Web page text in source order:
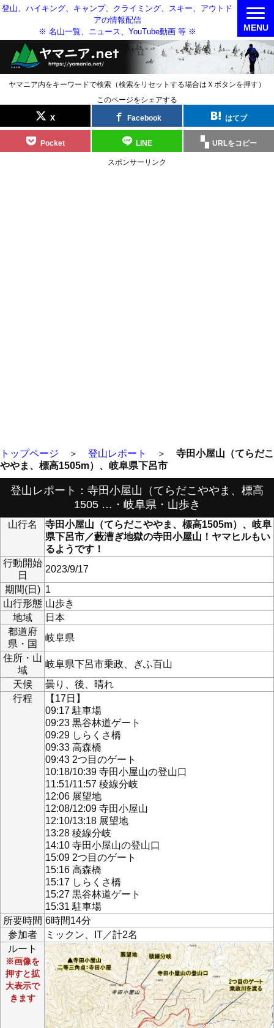
登山、ハイキング、キャンプ、クライミング、スキー、アウトド
アの情報配信
※ 名山一覧、ニュース、YouTube動画 等 ※
ヤマニア内をキーワードで検索（検索をリセットする場合はＸボタンを押す）
MENU
このページをシェアする
X Facebook はてブ
Pocket LINE URLをコピー
スポンサーリンク
トップページ ＞ 登山レポート ＞ 寺田小屋山（てらだこ
ややま、標高1505m）、岐阜県下呂市
登山レポート：寺田小屋山（てらだこややま、標高
1505 …・岐阜県・山歩き
山行名
寺田小屋山（てらだこややま、標高1505m）、岐阜
県下呂市／藪漕ぎ地獄の寺田小屋山！ヤマヒルもい
るようです！
行動開始
日
2023/9/17
期間(日) 1
山行形態 山歩き
地域
日本
都道府
県・国
岐阜県
住所・山
域
岐阜県下呂市乗政、ぎふ百山
天候
曇り、後、晴れ
行程
【17日】
09:17 駐車場
09:23 黒谷林道ゲート
09:29 しらくさ橋
09:33 高森橋
09:43 2つ目のゲート
10:18/10:39 寺田小屋山の登山口
11:51/11:57 稜線分岐
12:06 展望地
12:08/12:09 寺田小屋山
12:10/13:18 展望地
13:28 稜線分岐
14:10 寺田小屋山の登山口
15:09 2つ目のゲート
15:16 高森橋
15:17 しらくさ橋
15:27 黒谷林道ゲート
15:31 駐車場
所要時間 6時間14分
参加者
ミックン、IT／計2名
ルート
※画像を
押すと拡
大表示で
きます